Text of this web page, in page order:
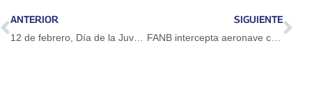
ANTERIOR
12 de febrero, Día de la Juventud rebelde y patriota de Venezuela
SIGUIENTE
FANB intercepta aeronave con 430 panelas de cocaína procedente de Colombia